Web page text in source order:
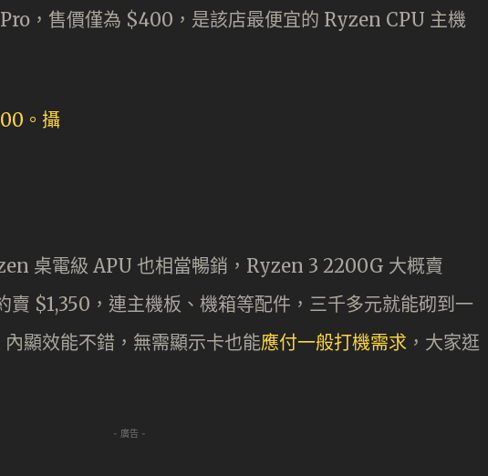
，售價僅為 $400，是該店最便宜的 Ryzen CPU 主機
桌電級 APU 也相當暢銷，Ryzen 3 2200G 大概賣
$1,350，連主機板、機箱等配件，三千多元就能砌到一
顯效能不錯，無需顯示卡也能應付一般打機需求 ，大家逛
- 廣告 -